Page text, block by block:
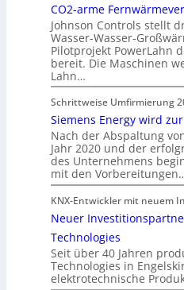
CO2-arme
Johnson Controls stellt
Wasser-Wasser-
Pilotprojekt PowerLahn
bereit. Die Maschinen
Lahn…
Schrittweise Umfirmierung
Siemens Energy wird
Nach der Abspaltung
Jahr 2020 und der
des Unternehmens
mit den
KNX-Entwickler mit neuem
Neuer
Technologies
Seit über 40 Jahren
Technologies in
elektrotechnische